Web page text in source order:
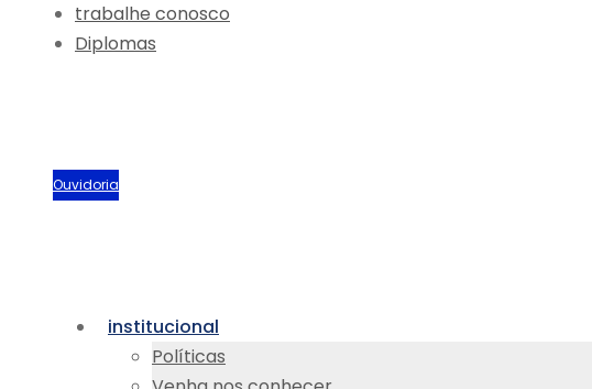
trabalhe conosco
Diplomas
Ouvidoria
institucional
Políticas